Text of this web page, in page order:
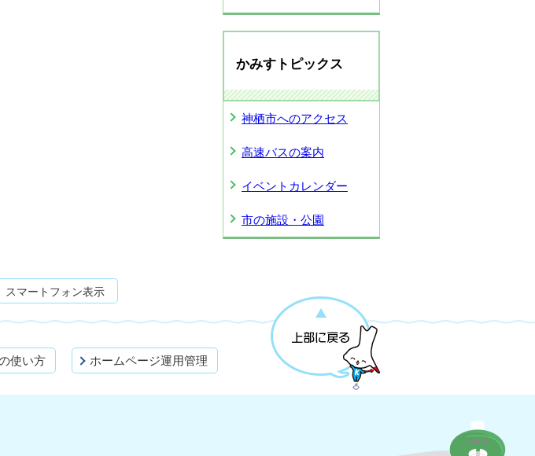
かみすトピックス
神栖市へのアクセス
高速バスの案内
イベントカレンダー
市の施設・公園
スマートフォン表示
使い方 ホームページ運用管理